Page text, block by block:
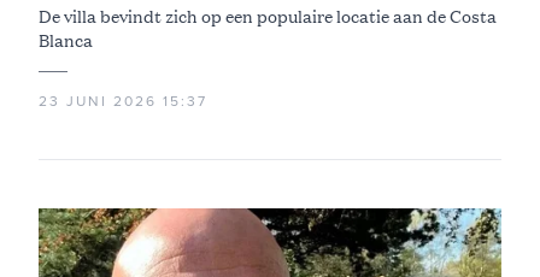
De villa bevindt zich op een populaire locatie aan de Costa
Blanca
23 JUNI 2026 15:37